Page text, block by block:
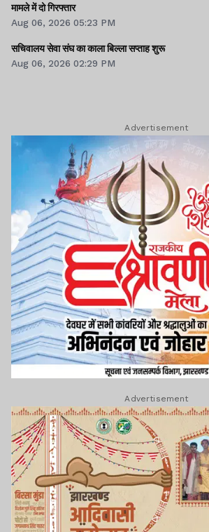
मामले में दो गिरफ्तार
Aug 06, 2026 05:23 PM
सचिवालय सेवा संघ का काला बिल्ला सप्ताह शुरू
Aug 06, 2026 02:29 PM
Advertisement
Advertisement